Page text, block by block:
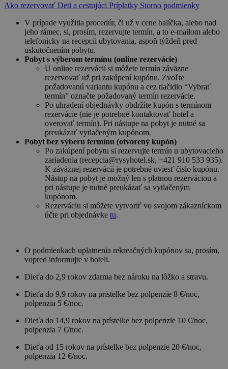
Ako rezervovať Deti a cestujúci Príplatky Storno podmienky
V prípade využitia procedúr, či už v cene balíčka, alebo nad
jeho rámec, si, prosím, rezervujte termín, a to e-mailom alebo
telefonicky na recepcii ubytovania, aspoň týždeň pred
uskutočnením pobytu.
Pobyt s výberom termínu (online rezervácie)
U online rezervácií si môžete termín záväzne
rezervovať už pri zakúpení kupónu. Zvoľte
požadovanú variantu kupónu a cez tlačidlo “Vybrať
termín” označte požadovaný termín rezervácie.
Po uhradení objednávky obdržíte kupón s termínom
rezervácie (nie je potrebné kontaktovať hotel a
overovať termín). Pri nástupe na pobyt je nutné sa
preukázať vytlačeným kupónom.
Pobyt bez výberu termínu (otvorený kupón)
Po zakúpení pobytu si rezervujte termín u ubytovacieho
zariadenia (recepcia@rysyhotel.sk, +421 910 533 935).
K záväznej rezervácii je potrebné uviesť číslo kupónu.
Nástup na pobyt je možný len s platnou rezerváciou a
pri nástupe je nutné preukázať sa vytlačeným
kupónom.
Rezerváciu si môžete vytvoriť vo svojom zákazníckom
účte pri objednávke tu.
O podmienkach uplatnenia rekreačných kupónov sa, prosím,
vopred informujte v hoteli.
Dieťa do 2,9 rokov zdarma bez nároku na lôžko a stravu.
Dieťa do 9,9 rokov na prístelke bez polpenzie 8 €/noc,
polpenzia 5 €/noc.
Dieťa do 14,9 rokov na prístelke bez polpenzie 10 €/noc,
polpenzia 7 €/noc.
Dieťa od 15 rokov na prístelke bez polpenzie 20 €/noc,
polpenzia 12 €/noc.